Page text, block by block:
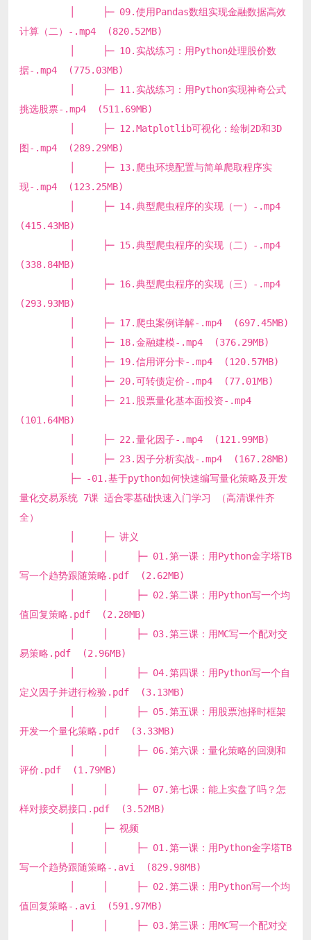
│ ├─ 09.使用Pandas数组实现金融数据高效
计算（二）-.mp4 (820.52MB)
│ ├─ 10.实战练习：用Python处理股价数
据-.mp4 (775.03MB)
│ ├─ 11.实战练习：用Python实现神奇公式
挑选股票-.mp4 (511.69MB)
│ ├─ 12.Matplotlib可视化：绘制2D和3D
图-.mp4 (289.29MB)
│ ├─ 13.爬虫环境配置与简单爬取程序实
现-.mp4 (123.25MB)
│ ├─ 14.典型爬虫程序的实现（一）-.mp4
(415.43MB)
│ ├─ 15.典型爬虫程序的实现（二）-.mp4
(338.84MB)
│ ├─ 16.典型爬虫程序的实现（三）-.mp4
(293.93MB)
│ ├─ 17.爬虫案例详解-.mp4 (697.45MB)
│ ├─ 18.金融建模-.mp4 (376.29MB)
│ ├─ 19.信用评分卡-.mp4 (120.57MB)
│ ├─ 20.可转债定价-.mp4 (77.01MB)
│ ├─ 21.股票量化基本面投资-.mp4
(101.64MB)
│ ├─ 22.量化因子-.mp4 (121.99MB)
│ ├─ 23.因子分析实战-.mp4 (167.28MB)
├─ -01.基于python如何快速编写量化策略及开发
量化交易系统 7课 适合零基础快速入门学习 （高清课件齐
全）
│ ├─ 讲义
│ │ ├─ 01.第一课：用Python金字塔TB
写一个趋势跟随策略.pdf (2.62MB)
│ │ ├─ 02.第二课：用Python写一个均
值回复策略.pdf (2.28MB)
│ │ ├─ 03.第三课：用MC写一个配对交
易策略.pdf (2.96MB)
│ │ ├─ 04.第四课：用Python写一个自
定义因子并进行检验.pdf (3.13MB)
│ │ ├─ 05.第五课：用股票池择时框架
开发一个量化策略.pdf (3.33MB)
│ │ ├─ 06.第六课：量化策略的回测和
评价.pdf (1.79MB)
│ │ ├─ 07.第七课：能上实盘了吗？怎
样对接交易接口.pdf (3.52MB)
│ ├─ 视频
│ │ ├─ 01.第一课：用Python金字塔TB
写一个趋势跟随策略-.avi (829.98MB)
│ │ ├─ 02.第二课：用Python写一个均
值回复策略-.avi (591.97MB)
│ │ ├─ 03.第三课：用MC写一个配对交